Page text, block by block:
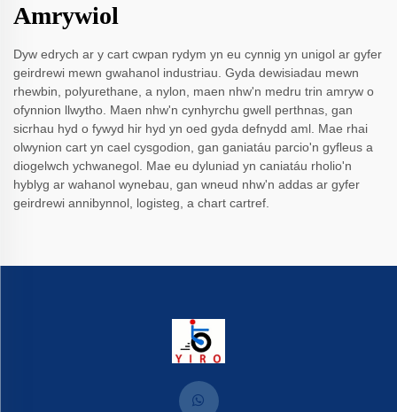
Amrywiol
Dyw edrych ar y cart cwpan rydym yn eu cynnig yn unigol ar gyfer
geirdrewi mewn gwahanol industriau. Gyda dewisiadau mewn
rhewbin, polyurethane, a nylon, maen nhw'n medru trin amryw o
ofynnion llwytho. Maen nhw'n cynhyrchu gwell perthnas, gan
sicrhau hyd o fywyd hir hyd yn oed gyda defnydd aml. Mae rhai
olwynion cart yn cael cysgodion, gan ganiatáu parcio'n gyfleus a
diogelwch ychwanegol. Mae eu dyluniad yn caniatáu rholio'n
hyblyg ar wahanol wynebau, gan wneud nhw'n addas ar gyfer
geirdrewi annibynnol, logisteg, a chart cartref.